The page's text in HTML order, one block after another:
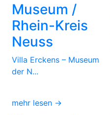
Museum /
Rhein-Kreis
Neuss
Villa Erckens – Museum
der N...
mehr lesen →